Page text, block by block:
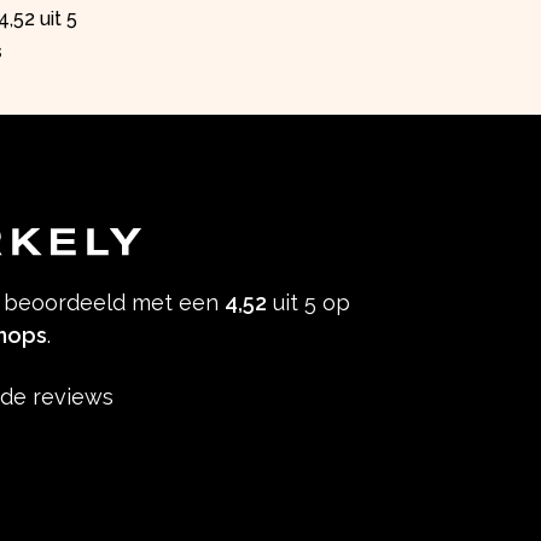
uit 5
beoordeeld met een 4,52 uit 5 op
.
de reviews